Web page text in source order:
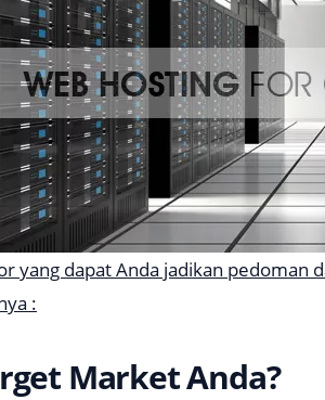
yang dapat Anda jadikan pedoman
:
Market Anda?